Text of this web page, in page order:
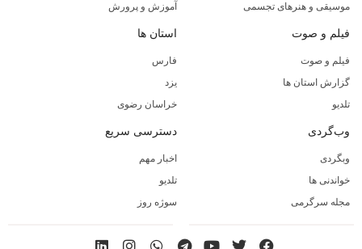
موسیقی و هنرهای تجسمی
آموزش و پرورش
فیلم و صوت
فیلم و صوت
گزارش استان ها
تلدیو
استان ها
فارس
یزد
خراسان رضوی
وب‌گردی
وبگردی
خواندنی ها
مجله سرگرمی
دسترسی سریع
اخبار مهم
تلدیو
سوژه روز